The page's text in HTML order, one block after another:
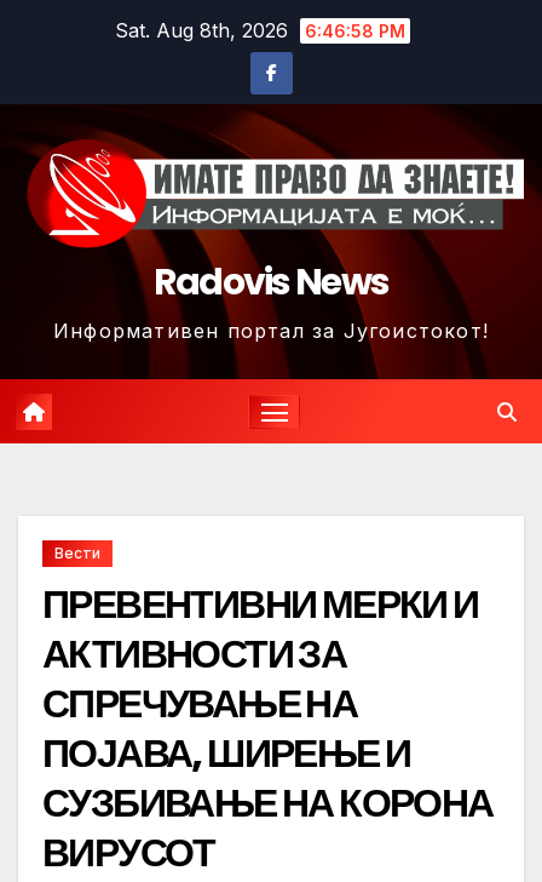
Sat. Aug 8th, 2026 6:47:01 PM
Radovis News
Информативен портал за Југоистокот!
Вести
ПРЕВЕНТИВНИ МЕРКИ И
АКТИВНОСТИ ЗА
СПРЕЧУВАЊЕ НА
ПОЈАВА, ШИРЕЊЕ И
СУЗБИВАЊЕ НА КОРОНА
ВИРУСОТ